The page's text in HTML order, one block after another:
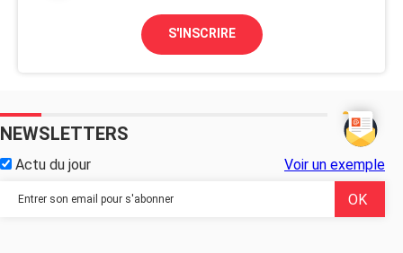
S'INSCRIRE
NEWSLETTERS
Actu du jour Voir un exemple